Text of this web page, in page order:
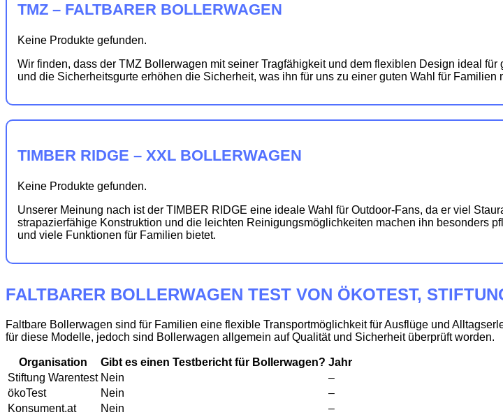
TMZ – FALTBARER BOLLERWAGEN
Keine Produkte gefunden.
Wir finden, dass der TMZ Bollerwagen mit seiner Tragfähigkeit und dem flexiblen Design ideal
und die Sicherheitsgurte erhöhen die Sicherheit, was ihn für uns zu einer guten Wahl für Familien
TIMBER RIDGE – XXL BOLLERWAGEN
Keine Produkte gefunden.
Unserer Meinung nach ist der TIMBER RIDGE eine ideale Wahl für Outdoor-Fans, da er viel
strapazierfähige Konstruktion und die leichten Reinigungsmöglichkeiten machen ihn besonders
und viele Funktionen für Familien bietet.
FALTBARER BOLLERWAGEN TEST VON ÖKOTEST,
Faltbare Bollerwagen sind für Familien eine flexible Transportmöglichkeit für Ausflüge und
für diese Modelle, jedoch sind Bollerwagen allgemein auf Qualität und Sicherheit überprüft worden.
Organisation Gibt es einen Testbericht für Bollerwagen? Jahr
Stiftung Warentest Nein
–
ökoTest
Nein
–
Konsument.at
Nein
–